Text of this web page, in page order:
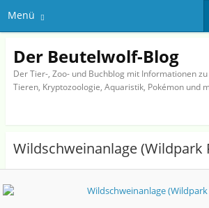
Menü
Der Beutelwolf-Blog
Der Tier-, Zoo- und Buchblog mit Informationen
Tieren, Kryptozoologie, Aquaristik, Pokémon und
Wildschweinanlage (Wildpark